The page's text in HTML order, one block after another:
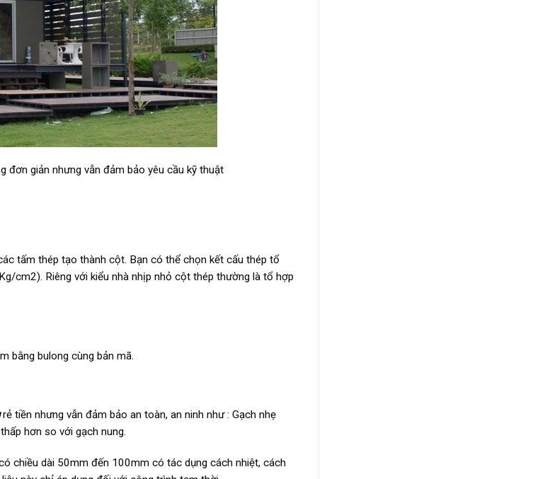
đơn giản nhưng vẫn đảm bảo yêu cầu kỹ thuật
tấm thép tạo thành cột. Bạn có thể chọn kết cấu thép tổ
cm2). Riêng với kiểu nhà nhịp nhỏ cột thép thường là tổ hợp
bằng bulong cùng bản mã.
rẻ tiền nhưng vẫn đảm bảo an toàn, an ninh như : Gạch nhẹ
hơn so với gạch nung.
chiều dài 50mm đến 100mm có tác dụng cách nhiệt, cách